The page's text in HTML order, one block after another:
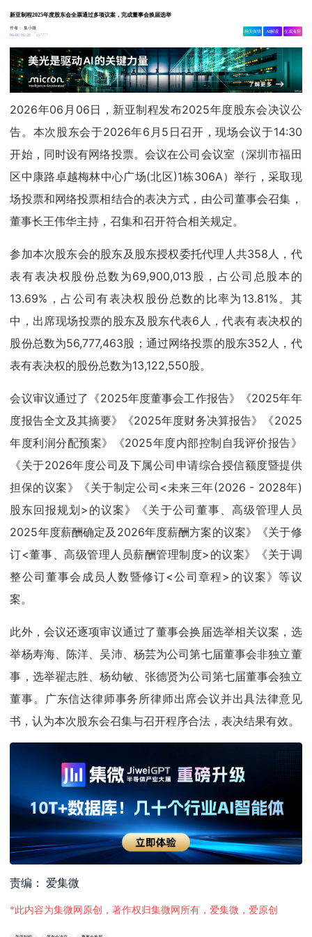
新亚制程2025年度股东会全票通过多项议案，完成董事会换届选举
作者：集小微
06-06 06:25
7777
相关舆情 AI解读 生成海报
2026年06月06日，新亚制程发布2025年度股东会决议公
告。本次股东会于2026年6月5日召开，现场会议于14:30
开始，同时设有网络投票。会议在公司会议室（深圳市福田
区中康路卓越梅林中心广场(北区)1栋306A）举行，采取现
场投票和网络投票相结合的表决方式，由公司董事会召集，
董事长王伟华主持，召集和召开符合相关规定。
参加本次股东会的股东及股东授权委托代理人共358人，代
表有表决权股份总数为69,900,013股，占公司总股本的
13.69%，占公司有表决权股份总数的比率为13.81%。其
中，出席现场投票的股东及股东代表6人，代表有表决权的
股份总数为56,777,463股；通过网络投票的股东352人，代
表有表决权的股份总数为13,122,550股。
会议审议通过了《2025年度董事会工作报告》《2025年年
度报告全文及其摘要》《2025年度财务决算报告》《2025
年度利润分配预案》《2025年度内部控制自我评价报告》
《关于2026年度公司及下属公司申请综合授信额度暨提供
担保的议案》《关于制定公司<未来三年(2026 - 2028年)
股东回报规划>的议案》《关于公司董事、高级管理人员
2025年度薪酬确定及2026年度薪酬方案的议案》《关于修
订<董事、高级管理人员薪酬管理制度>的议案》《关于调
整公司董事会成员人数暨修订<公司章程>的议案》等议
案。
此外，会议还逐项审议通过了董事会换届选举相关议案，选
举杨寿海、陈洋、吴沛、杨芸为公司第七届董事会非独立董
事，选举翟志胜、杨幼敏、张德贤为公司第七届董事会独立
董事。广东信达律师事务所律师出席会议并出具法律意见
书，认为本次股东会召集与召开程序合法，表决结果有效。
责编： 爱集微
*此内容为集微网原创，著作权归集微网所有，爱集微，爱原创